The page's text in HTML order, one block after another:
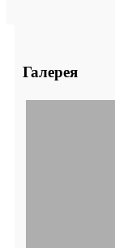
Галерея